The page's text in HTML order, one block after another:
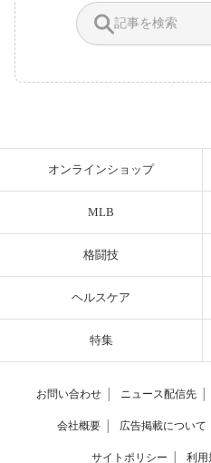
オンラインショップ
MLB
格闘技
ヘルスケア
特集
お問い合わせ ニュース配信先
会社概要 広告掲載について
サイトポリシー 利用